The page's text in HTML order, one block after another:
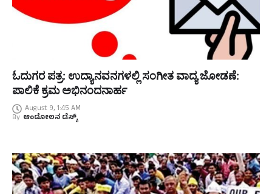
ಓದುಗರ ಪತ್ರ: ಉದ್ಯಾನವನಗಳಲ್ಲಿ ಸಂಗೀತ ವಾದ್ಯ ಜೋಡಣೆ:
ಪಾಲಿಕೆ ಕ್ರಮ ಅಭಿನಂದನಾರ್ಹ
August 9, 1:45 AM
By ಆಂದೋಲನ ಡೆಸ್ಕ್